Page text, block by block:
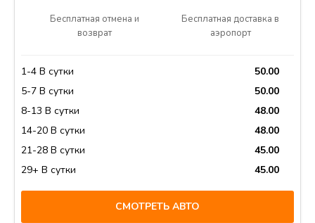
Бесплатная отмена и
возврат
Бесплатная доставка в
аэропорт
1-4 В сутки
50.00
5-7 В сутки
50.00
8-13 В сутки
48.00
14-20 В сутки
48.00
21-28 В сутки
45.00
29+ В сутки
45.00
СМОТРЕТЬ АВТО